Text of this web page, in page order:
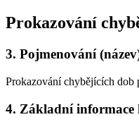
Prokazování
3. Pojmenování
Prokazování chybějících dob
4. Základní informace